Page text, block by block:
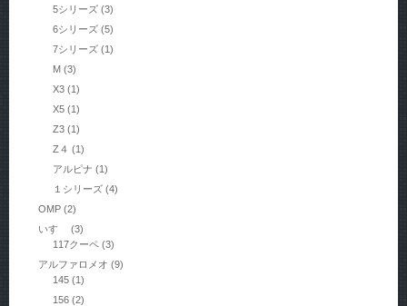
5シリーズ (3)
6シリーズ (5)
7シリーズ (1)
M (3)
X3 (1)
X5 (1)
Z3 (1)
Z４ (1)
アルピナ (1)
１シリーズ (4)
OMP(2)
いすゞ
(3)
117クーペ (3)
アルファロメオ (9)
145 (1)
156 (2)